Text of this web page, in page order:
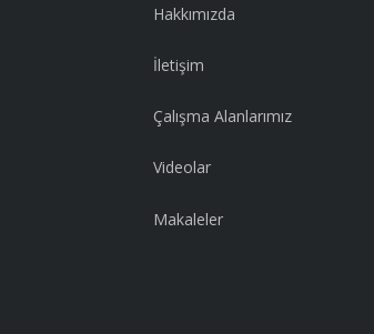
Hakkımızda
İletişim
Çalışma Alanlarımız
Videolar
Makaleler